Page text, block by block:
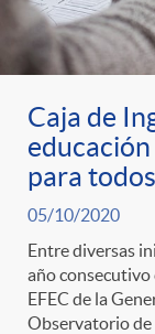
Caja de
para
05/10/2020
Entre diversas
año consecutivo
EFEC de la
Observatorio de